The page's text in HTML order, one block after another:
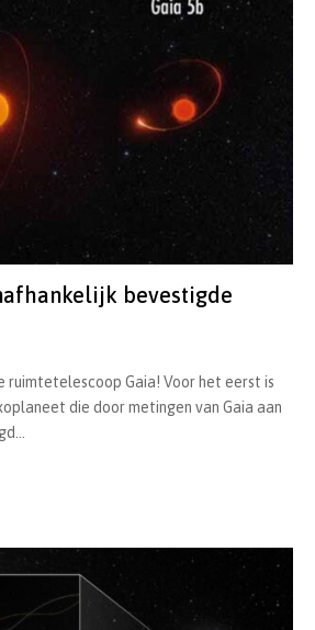
bevestigde
ruimtetelescoop Gaia! Voor het eerst is
die door metingen van Gaia aan